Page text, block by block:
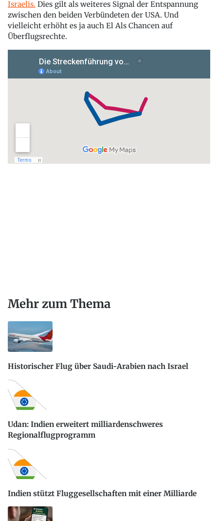
Israelis. Dies gilt als weiteres Signal der Entspannung
zwischen den beiden Verbündeten der USA. Und
vielleicht erhöht es ja auch El Als Chancen auf
Überflugsrechte.
Mehr zum Thema
Historischer Flug über Saudi-Arabien nach Israel
Udan: Indien erweitert milliardenschweres
Regionalflugprogramm
Indien stützt Fluggesellschaften mit einer Milliarde